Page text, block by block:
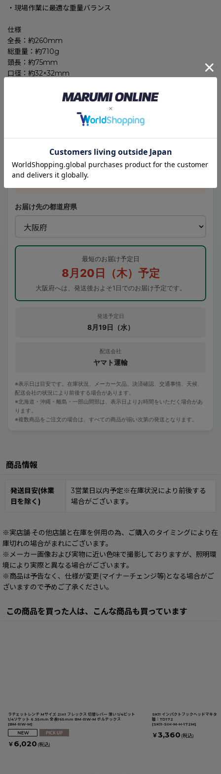
・現場作業に最適な重量バランス
仕様
全長：約260mm
総重量：約710g
頭長：約75mm
口径：約32×32mm
こちらの商品のお届け予定日
本日の受付は終了しました
次回営業日の受付となります
お届け先の都道府県
最短のお届け予定日
8月20日（木）予定
大阪府へは、発送後およそ1日でのお届け予定です。
発送予定日
8月19日（水）
配送会社
ヤマト運輸
※表示日は目安です。在庫状況、メーカー欠品、決済確認、交通事情、天候、
配送会社の状況により前後する場合があります。
※北海道・沖縄・離島・一部山間部は、表示日よりお時間をいただく場合があ
ります。
※複数商品をご注文の場合は、すべての商品が揃い次第の発送となります。
商品情報
発送目安(休業
日を除く)
3営業日以内予定※在庫状況により前後する
場合がございます。
※実店舗·その他店舗と在庫を併用の為、ご購入のタイミングにより在
庫切れの場合がまれにございます。
※メーカー画像および実物に近い色味で撮影しておりますが、照明環
境により実際と異なる場合がございます。
※商品は予告なく、仕様が変更(マイナーチェンジ等)となる場合がご
ざいますので予めご了承ください。
この商品を買った人は、こんな商品も買っています
ラチェットレンチ Mサイズ 2in1 フレックス 切替レバー 薄い 1/4ビット
1/4ソケット 6.35mm 全長165mm BM-RW-M ボルテックス
[BM-RW-M]
￥ 6,020 (税込)
SK11 インパクトフックヘッドマキ
種：TD172
[SK11-SIH-M-H-172M]
￥3,360 (税込)